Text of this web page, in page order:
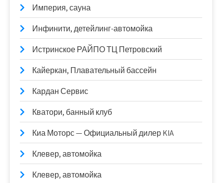
Империя, сауна
Инфинити, детейлинг-автомойка
Истринское РАЙПО ТЦ Петровский
Кайеркан, Плавательный бассейн
Кардан Сервис
Кватори, банный клуб
Киа Моторс — Официальный дилер KIA
Клевер, автомойка
Клевер, автомойка